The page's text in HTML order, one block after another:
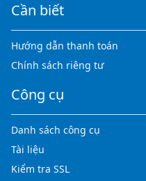
Cần biết
Hướng dẫn thanh toán
Chính sách riêng tư
Công cụ
Danh sách công cụ
Tài liệu
Kiểm tra SSL